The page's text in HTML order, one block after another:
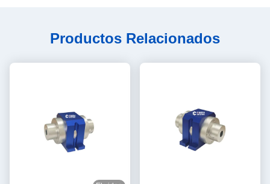
Productos Relacionados